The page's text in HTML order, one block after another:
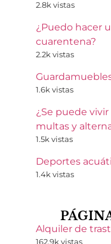
2.8k vistas
¿Puedo hacer
cuarentena?
2.2k vistas
1.6k vistas
¿Se puede
multas y
1.5k vistas
Deportes
1.4k vistas
Alquiler de
162.9k vistas